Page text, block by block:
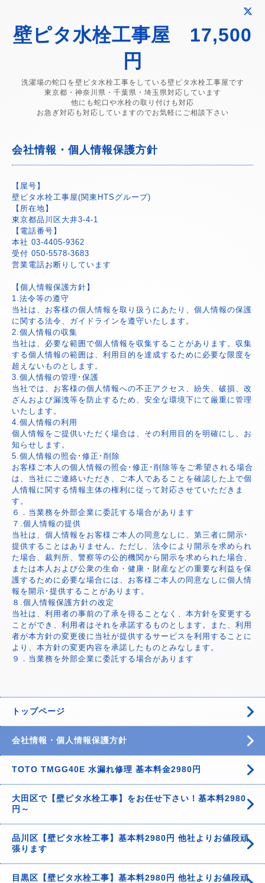
壁ピタ水栓工事屋 17,500
円
洗濯場の蛇口を壁ピタ水栓工事をしている壁ピタ水栓工事屋です
東京都・神奈川県・千葉県・埼玉県対応しています
他にも蛇口や水栓の取り付けも対応
お急ぎ対応も対応していますのでお気軽にご相談下さい
会社情報・個人情報保護方針
【屋号】
壁ピタ水栓工事屋(関東HTSグループ)
【所在地】
東京都品川区大井3-4-1
【電話番号】
本社 03‐4405‐9362
受付 050-5578‐3683
営業電話お断りしています
【個人情報保護方針】
1.法令等の遵守
当社は、お客様の個人情報を取り扱うにあたり、個人情報の保護
に関する法令、ガイドラインを遵守いたします。
2.個人情報の収集
当社は、必要な範囲で個人情報を収集することがあります。収集
する個人情報の範囲は、利用目的を達成するために必要な限度を
超えないものとします。
3.個人情報の管理･保護
当社では、お客様の個人情報への不正アクセス、紛失、破損、改
ざんおよび漏洩等を防止するため、安全な環境下にて厳重に管理
いたします。
4.個人情報の利用
個人情報をご提供いただく場合は、その利用目的を明確にし、お
知らせします。
5.個人情報の照会･修正･削除
お客様ご本人の個人情報の照会･修正･削除等をご希望される場合
は、当社にご連絡いただき、ご本人であることを確認した上で個
人情報に関する情報主体の権利に従って対応させていただきま
す。
６．当業務を外部企業に委託する場合があります
７.個人情報の提供
当社は、個人情報をお客様ご本人の同意なしに、第三者に開示･
提供することはありません。ただし、法令により開示を求められ
た場合、裁判所、警察等の公的機関から開示を求められた場合、
または本人および公衆の生命・健康・財産などの重要な利益を保
護するために必要な場合には、お客様ご本人の同意なしに個人情
報を開示･提供することがあります。
８.個人情報保護方針の改定
当社は、利用者の事前の了承を得ることなく、本方針を変更する
ことができ、利用者はそれを承諾するものとします。また、利用
者が本方針の変更後に当社が提供するサービスを利用することに
より、本方針の変更内容を承諾したものとみなします。
９．当業務を外部企業に委託する場合があります
トップページ
会社情報・個人情報保護方針
TOTO TMGG40E 水漏れ修理 基本料金2980円
大田区で【壁ピタ水栓工事】をお任せ下さい！基本料2980
円～
品川区【壁ピタ水栓工事】基本料2980円 他社よりお値段頑
張ります
目黒区【壁ピタ水栓工事】基本料2980円 他社よりお値段頑